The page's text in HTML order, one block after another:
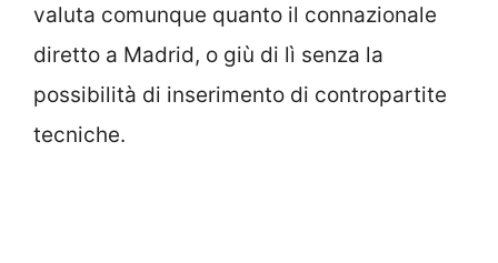
valuta comunque quanto il connazionale
diretto a Madrid, o giù di lì senza la
possibilità di inserimento di contropartite
tecniche.